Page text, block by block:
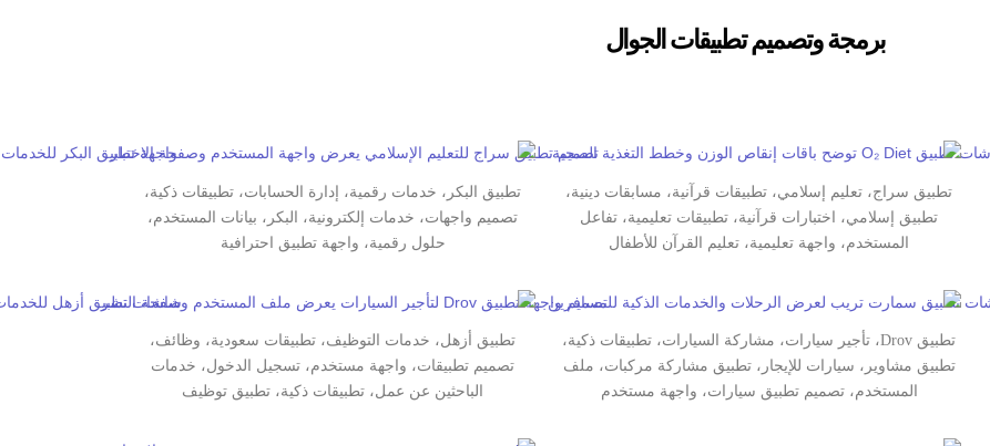
برمجة وتصميم تطبيقات الجوال
تطبيق سراج، تعليم إسلامي، تطبيقات قرآنية، مسابقات دينية،
تطبيق إسلامي، اختبارات قرآنية، تطبيقات تعليمية، تفاعل
المستخدم، واجهة تعليمية، تعليم القرآن للأطفال
تطبيق البكر، خدمات رقمية، إدارة الحسابات، تطبيقات ذكية،
تصميم واجهات، خدمات إلكترونية، البكر، بيانات المستخدم،
حلول رقمية، واجهة تطبيق احترافية
تطبيق Drov، تأجير سيارات، مشاركة السيارات، تطبيقات ذكية،
تطبيق مشاوير، سيارات للإيجار، تطبيق مشاركة مركبات، ملف
المستخدم، تصميم تطبيق سيارات، واجهة مستخدم
تطبيق أزهل، خدمات التوظيف، تطبيقات سعودية، وظائف،
تصميم تطبيقات، واجهة مستخدم، تسجيل الدخول، خدمات
الباحثين عن عمل، تطبيقات ذكية، تطبيق توظيف